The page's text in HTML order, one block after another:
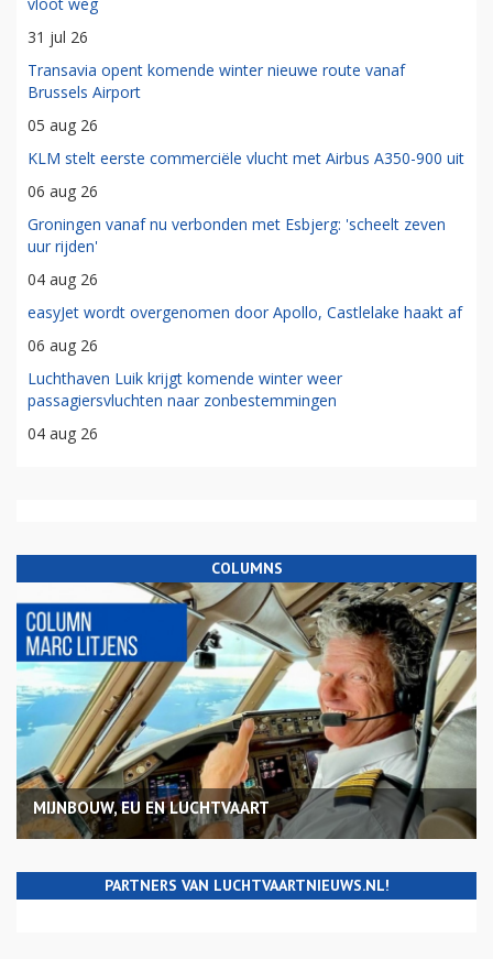
vloot weg
31 jul 26
Transavia opent komende winter nieuwe route vanaf
Brussels Airport
05 aug 26
KLM stelt eerste commerciële vlucht met Airbus A350-900 uit
06 aug 26
Groningen vanaf nu verbonden met Esbjerg: 'scheelt zeven
uur rijden'
04 aug 26
easyJet wordt overgenomen door Apollo, Castlelake haakt af
06 aug 26
Luchthaven Luik krijgt komende winter weer
passagiersvluchten naar zonbestemmingen
04 aug 26
COLUMNS
MIJNBOUW, EU EN LUCHTVAART
PARTNERS VAN LUCHTVAARTNIEUWS.NL!